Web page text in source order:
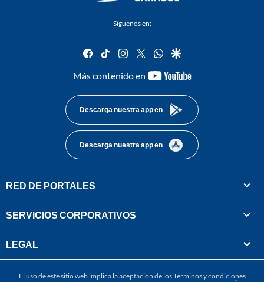
Síguenos en:
facebook
tiktok instagram
twitterwhatsapp
google
Más contenido en
youtube-
Descarga nuestra app en
Descarga nuestra app en
RED DE PORTALES
SERVICIOS CORPORATIVOS
LEGAL
El uso de este sitio web implica la aceptación de losTérminos y condiciones